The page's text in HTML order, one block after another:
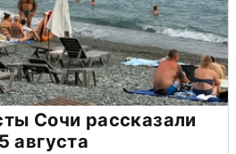
Сочи рассказали
августа